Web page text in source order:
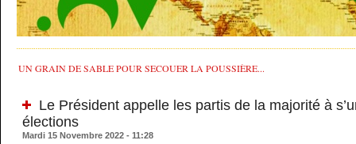
UN GRAIN DE SABLE POUR SECOUER LA POUSSIÈRE...
Le Président appelle les partis de la majorité à
élections
Mardi 15 Novembre 2022 - 11:28